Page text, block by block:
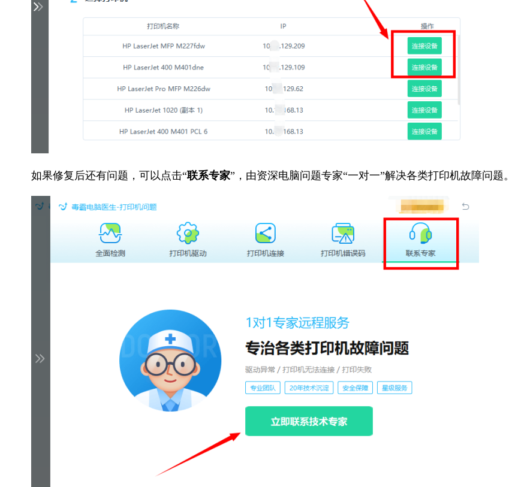
如果修复后还有问题，可以点击“联系专家”，由资深电脑问题专家“一对一”解决各类打印机故障问题。